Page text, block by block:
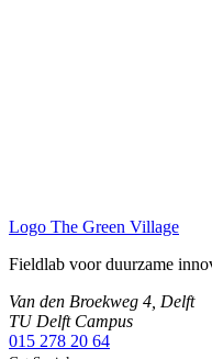
Logo The Green Village
Fieldlab voor duurzame
Van den Broekweg 4, Delft
TU Delft Campus
015 278 20 64